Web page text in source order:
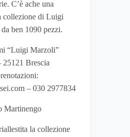
C’è ache una
collezione di Luigi
ben 1090 pezzi.
“Luigi Marzoli”
25121 Brescia
– 030 2977834
Martinengo
la collezione